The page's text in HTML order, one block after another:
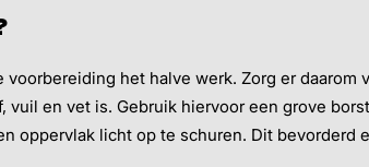
het halve werk. Zorg er daarom
vuil en vet is. Gebruik hiervoor een grove
oppervlak licht op te schuren. Dit bevorderd